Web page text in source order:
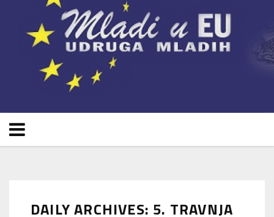
DAILY ARCHIVES: 5. TRAVNJA